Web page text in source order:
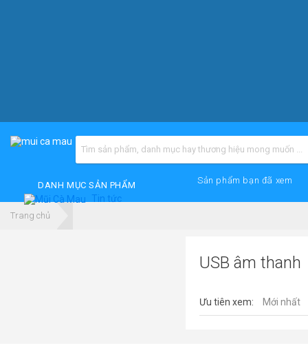
DANH MỤC SẢN PHẨM Sản phẩm bạn đã xem
Tin tức
Trang chủ
USB âm thanh
Ưu tiên xem: Mới nhất